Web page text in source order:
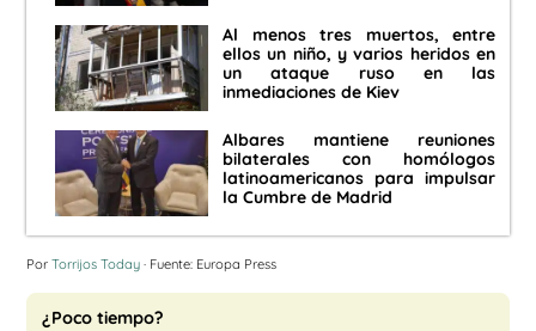
Al menos tres muertos, entre
ellos un niño, y varios heridos en
un ataque ruso en las
inmediaciones de Kiev
Albares mantiene reuniones
bilaterales con homólogos
latinoamericanos para impulsar
la Cumbre de Madrid
Por Torrijos Today · Fuente: Europa Press
¿Poco tiempo?